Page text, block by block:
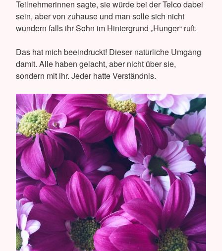
Teilnehmerinnen sagte, sie würde bei der Telco dabei
sein, aber von zuhause und man solle sich nicht
wundern falls ihr Sohn im Hintergrund „Hunger“ ruft.
Das hat mich beeindruckt! Dieser natürliche Umgang
damit. Alle haben gelacht, aber nicht über sie,
sondern mit ihr. Jeder hatte Verständnis.